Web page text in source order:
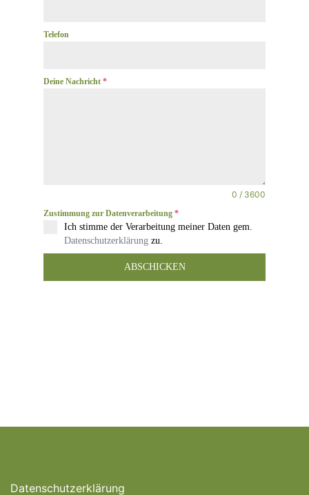
Telefon
Deine Nachricht *
0 / 3600
Zustimmung zur Datenverarbeitung *
Ich stimme der Verarbeitung meiner Daten gem.
Datenschutzerklärung zu.
ABSCHICKEN
Datenschutzerklärung